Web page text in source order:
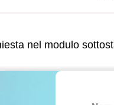
nel modulo